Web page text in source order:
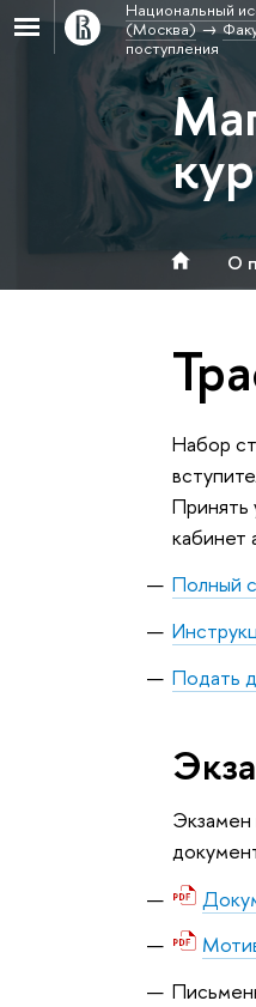
Национальный
(Москва)
поступления
О
Набор
Принять
кабинет
Полный
Подать
Экзамен